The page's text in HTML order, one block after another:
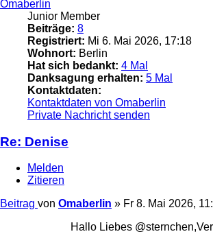
Omaberlin
Junior Member
Beiträge: 8
Registriert: Mi 6. Mai 2026, 17:18
Wohnort: Berlin
Hat sich bedankt: 4 Mal
Danksagung erhalten: 5 Mal
Kontaktdaten:
Kontaktdaten von Omaberlin
Private Nachricht senden
Re: Denise
Melden
Zitieren
Beitrag von Omaberlin » Fr 8. Mai 2026,
Hallo Liebes